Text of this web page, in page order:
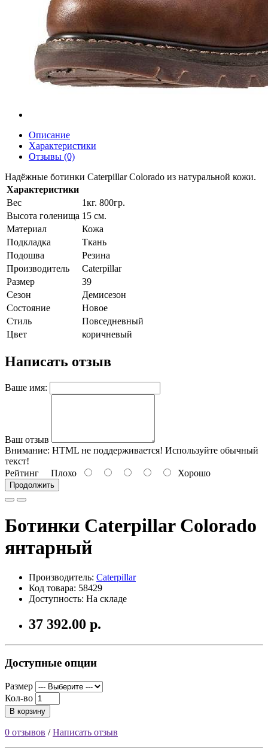
Описание
Характеристики
Отзывы (0)
Надёжные ботинки Caterpillar Colorado из натуральной кожи.
Характеристики
Вес
1кг. 800гр.
Высота голенища 15 см.
Материал
Кожа
Подкладка
Ткань
Подошва
Резина
Производитель
Caterpillar
Размер
39
Сезон
Демисезон
Состояние
Новое
Стиль
Повседневный
Цвет
коричневый
Написать отзыв
Ваше имя:
Ваш отзыв
Внимание: HTML не поддерживается! Используйте обычный
текст!
Рейтинг Плохо Хорошо
Продолжить
Ботинки Caterpillar Colorado
янтарный
Производитель: Caterpillar
Код товара: 58429
Доступность: На складе
37 392.00 р.
Доступные опции
Размер
Кол-во
В корзину
0 отзывов /Написать отзыв